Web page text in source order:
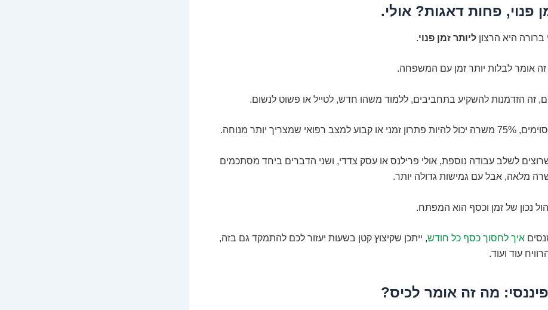
פנוי, פחות דאגות? אולי.
היא הרצון ליותר זמן פנוי.
אומר לבלות יותר זמן עם המשפחה.
זה הזדמנות להשקיע בתחביבים, ללמוד משהו חדש, לטייל או פשוט לנשום.
למצב רפואי שמצריך יותר מנוחה.
לשלב עבודה נוספת, אולי פרילנס או עסק צדדי, ושני הדברים ביחד מסתכמים
מלאה, אבל עם גמישות גדולה יותר.
נכון של זמן וכסף הוא המפתח.
איך לחסוך כסף כל חודש, ייתכן שקיצוץ קטן בשעות יעזור לכם להתמקד גם בזה,
עוד ועוד.
מה זה אומר לכיס?